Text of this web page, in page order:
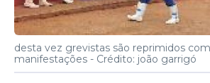
desta vez grevistas são reprimidos
manifestações - Crédito: joão garrigó